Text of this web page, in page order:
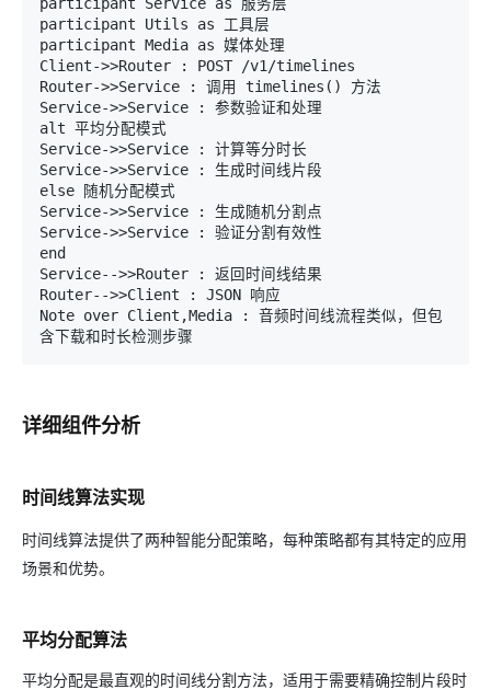
participant Utils as 工具层
participant Media as 媒体处理
Client->>Router : POST /v1/timelines
Router->>Service : 调用 timelines() 方法
Service->>Service : 参数验证和处理
alt 平均分配模式
Service->>Service : 计算等分时长
Service->>Service : 生成时间线片段
else 随机分配模式
Service->>Service : 生成随机分割点
Service->>Service : 验证分割有效性
end
Service-->>Router : 返回时间线结果
Router-->>Client : JSON 响应
Note over Client,Media : 音频时间线流程类似，但包
详细组件分析
时间线算法实现
时间线算法提供了两种智能分配策略，每种策略都有其特定的应用
场景和优势。
平均分配算法
平均分配是最直观的时间线分割方法，适用于需要精确控制片段时